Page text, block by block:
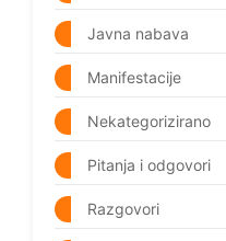
Javna nabava
Manifestacije
Nekategorizirano
Pitanja i odgovori
Razgovori